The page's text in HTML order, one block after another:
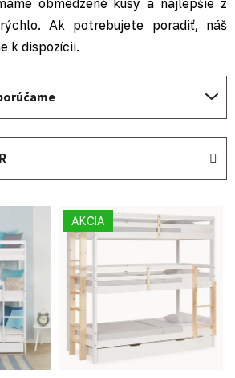
Ak potrebujete poradiť, náš
k dispozícii.
AKCIA